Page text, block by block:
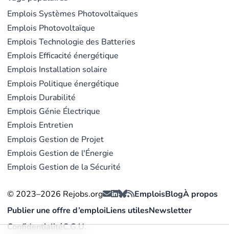
Emplois Systèmes Photovoltaïques
Emplois Photovoltaïque
Emplois Technologie des Batteries
Emplois Efficacité énergétique
Emplois Installation solaire
Emplois Politique énergétique
Emplois Durabilité
Emplois Génie Électrique
Emplois Entretien
Emplois Gestion de Projet
Emplois Gestion de l'Énergie
Emplois Gestion de la Sécurité
© 2023–2026 Rejobs.org EmploisBlogÀ propos
Publier une offre d’emploiLiens utilesNewsletter
ConfidentialitéC.G.U.